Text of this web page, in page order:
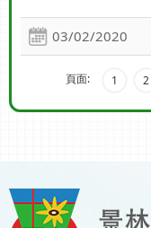
03/02/2020
頁面: 1 2